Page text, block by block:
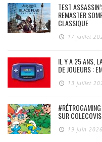
TEST
REMASTER
CLASSIQUE
17 juillet
IL Y A 25 ANS,
DE JOUEURS :
13 juillet
SUR
19 juin